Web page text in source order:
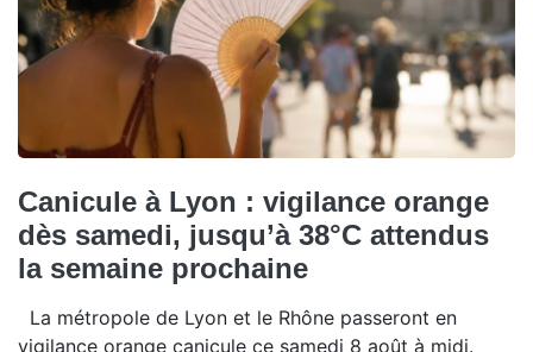
Canicule à Lyon : vigilance orange
dès samedi, jusqu’à 38°C attendus
la semaine prochaine
La métropole de Lyon et le Rhône passeront en
vigilance orange canicule ce samedi 8 août à midi.